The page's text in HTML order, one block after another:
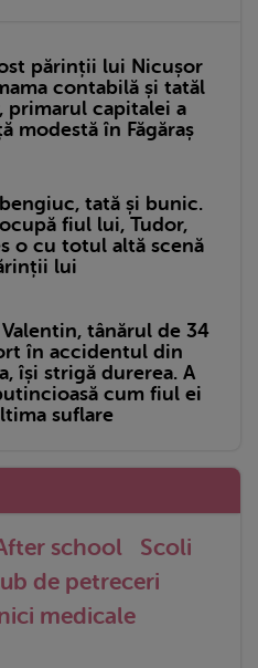
părinții lui Nicușor
contabilă și tatăl
primarul capitalei a
modestă în Făgăraș
tată și bunic.
fiul lui, Tudor,
o cu totul altă scenă
lui
tânărul de 34
în accidentul din
își strigă durerea. A
cum fiul ei
suflare
school
Scoli
de petreceri
medicale